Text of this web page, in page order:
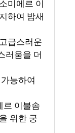
미에르 이
하여 밤새
급스러운
러움을 더
능하여
르 이불솜
위한 궁